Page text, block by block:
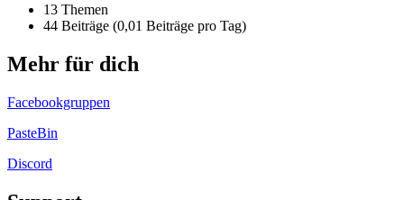
13 Themen
44 Beiträge (0,01 Beiträge pro Tag)
Mehr für dich
Facebookgruppen
PasteBin
Discord